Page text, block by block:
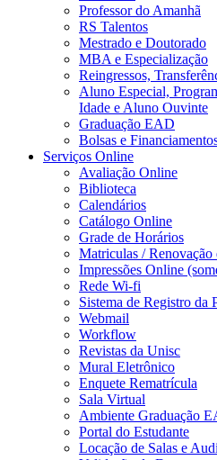
Professor do Amanhã
RS Talentos
Mestrado e Doutorado
MBA e Especialização
Reingressos,
Aluno Especial,
Idade e Aluno Ouvinte
Graduação EAD
Bolsas e
Serviços Online
Avaliação Online
Biblioteca
Calendários
Catálogo Online
Grade de Horários
Matriculas / Renovação
Impressões Online
Rede Wi-fi
Sistema de Registro da
Webmail
Workflow
Revistas da Unisc
Mural Eletrônico
Enquete Rematrícula
Sala Virtual
Ambiente Graduação
Portal do Estudante
Locação de Salas e